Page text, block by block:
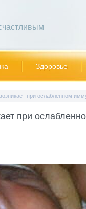
Здоровье
при ослабленном
при